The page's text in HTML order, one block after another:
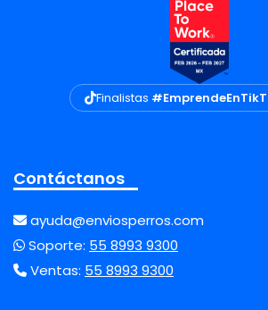
Finalistas
Contáctanos
ayuda@enviosperros.com
Soporte: 55 8993 9300
Ventas: 55 8993 9300